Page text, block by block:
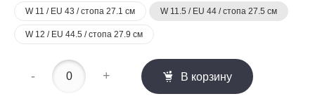
W 11 / EU 43 / стопа 27.1 см W 11.5 / EU 44 / стопа 27.5 см
W 12 / EU 44.5 / стопа 27.9 см
- + В корзину